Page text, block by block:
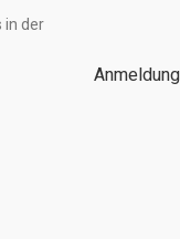
in der
Anmeldung